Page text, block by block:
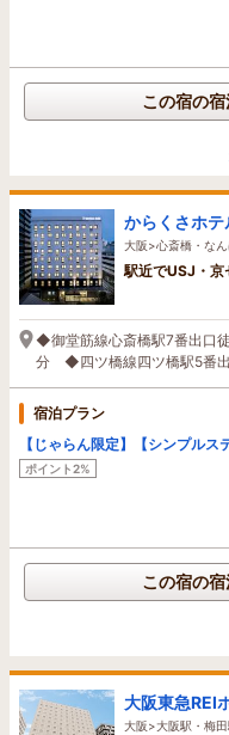
この宿の
からくさホ
大阪>心斎橋・な
駅近でUSJ・
◆御堂筋線心斎橋駅7番出口
分 ◆四ツ橋線四ツ橋駅5番
宿泊プラン
【じゃらん限定】【シンプル
ポイント2%
この宿の
大阪東急REI
大阪>大阪駅・梅